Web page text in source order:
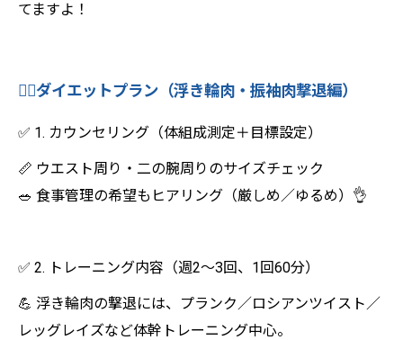
てますよ！
🏋️‍♀️ダイエットプラン（浮き輪肉・振袖肉撃退編）
✅ 1. カウンセリング（体組成測定＋目標設定）
📏 ウエスト周り・二の腕周りのサイズチェック
🥗 食事管理の希望もヒアリング（厳しめ／ゆるめ）👌
✅ 2. トレーニング内容（週2〜3回、1回60分）
💪 浮き輪肉の撃退には、プランク／ロシアンツイスト／
レッグレイズなど体幹トレーニング中心。